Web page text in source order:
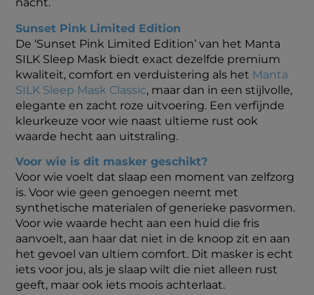
nacht.
Sunset Pink Limited Edition
De ‘Sunset Pink Limited Edition’ van het Manta
SILK Sleep Mask biedt exact dezelfde premium
kwaliteit, comfort en verduistering als het Manta
SILK Sleep Mask Classic, maar dan in een stijlvolle,
elegante en zacht roze uitvoering. Een verfijnde
kleurkeuze voor wie naast ultieme rust ook
waarde hecht aan uitstraling.
Voor wie is dit masker geschikt?
Voor wie voelt dat slaap een moment van zelfzorg
is. Voor wie geen genoegen neemt met
synthetische materialen of generieke pasvormen.
Voor wie waarde hecht aan een huid die fris
aanvoelt, aan haar dat niet in de knoop zit en aan
het gevoel van ultiem comfort. Dit masker is echt
iets voor jou, als je slaap wilt die niet alleen rust
geeft, maar ook iets moois achterlaat.